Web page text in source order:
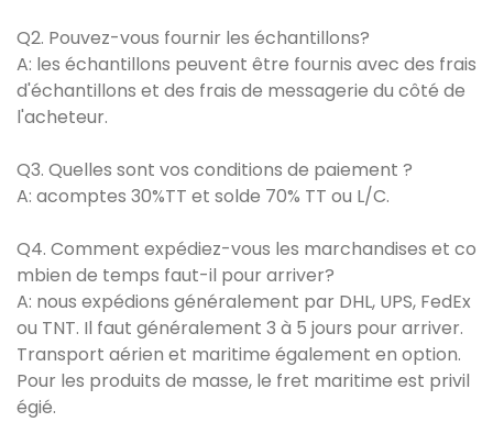
Q2. Pouvez-vous fournir les échantillons?
A: les échantillons peuvent être fournis avec des frais
d'échantillons et des frais de messagerie du côté de
l'acheteur.
Q3. Quelles sont vos conditions de paiement ?
A: acomptes 30%TT et solde 70% TT ou L/C.
Q4. Comment expédiez-vous les marchandises et co
mbien de temps faut-il pour arriver?
A: nous expédions généralement par DHL, UPS, FedEx
ou TNT. Il faut généralement 3 à 5 jours pour arriver.
Transport aérien et maritime également en option.
Pour les produits de masse, le fret maritime est privil
égié.